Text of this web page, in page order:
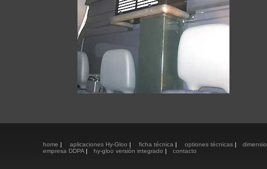
home | aplicaciones Hy-Gloo | ficha técnica | optiones técnicas |
empresa DDPA | hy-gloo versión integrado | contacto